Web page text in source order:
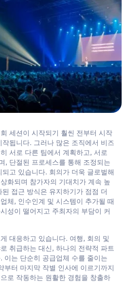
문의하기
세션이 시작되기 훨씬 전부터 시작
됩니다. 그러나 많은 조직에서 비즈
서로 다른 팀에서 계획하고, 서로
, 단절된 프로세스를 통해 조정되는
고 있습니다. 회의가 더욱 글로벌해
화되며 참가자의 기대치가 계속 높
접근 방식은 유지하기가 점점 더
체, 인수인계 및 시스템이 추가될 때
성이 떨어지고 주최자의 부담이 커
대응하고 있습니다. 여행, 회의 및
취급하는 대신, 하나의 전략적 파트
이는 단순히 공급업체 수를 줄이는
부터 마지막 작별 인사에 이르기까지
로 작동하는 원활한 경험을 창출하